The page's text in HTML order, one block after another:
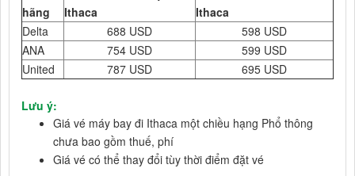
hãng
Ithaca
Ithaca
Delta
688 USD
598 USD
ANA
754 USD
599 USD
United
787 USD 695 USD
Lưu ý:
Giá vé máy bay đi Ithaca một chiều hạng Phổ thông
chưa bao gồm thuế, phí
Giá vé có thể thay đổi tùy thời điểm đặt vé